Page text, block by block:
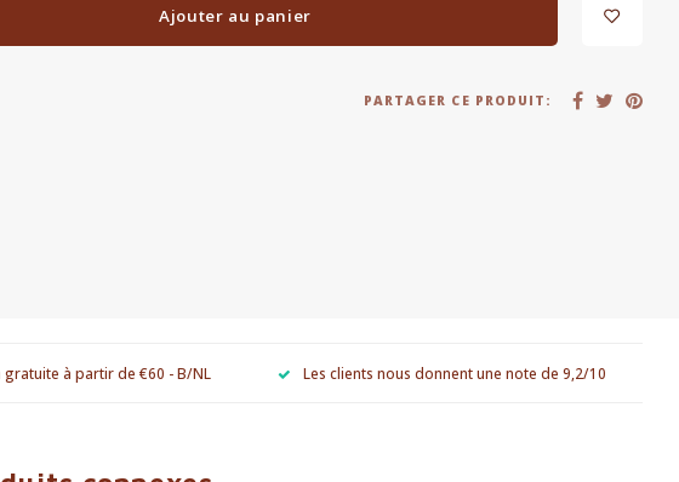
Ajouter au panier
PARTAGER CE PRODUIT:
gratuite à partir de €60 - B/NL Les clients nous donnent une note de 9,2/10